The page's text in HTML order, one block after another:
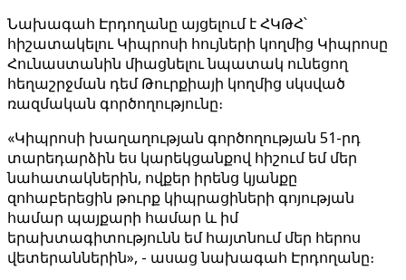
Նախագահ Էրդողանը այցելում է ՀԿԹՀ՝
հիշատակելու Կիպրոսի հույների կողմից Կիպրոսը
Հունաստանին միացնելու նպատակ ունեցող
հեղաշրջման դեմ Թուրքիայի կողմից սկսված
ռազմական գործողությունը։
«Կիպրոսի խաղաղության գործողության 51-րդ
տարեդարձին ես կարեկցանքով հիշում եմ մեր
նահատակներին, ովքեր իրենց կյանքը
զոհաբերեցին թուրք կիպրացիների գոյության
համար պայքարի համար և իմ
երախտագիտությունն եմ հայտնում մեր հերոս
վետերաններին», - ասաց նախագահ Էրդողանը։